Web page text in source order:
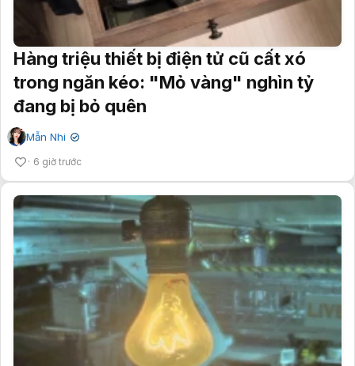
Hàng triệu thiết bị điện tử cũ cất xó
trong ngăn kéo: "Mỏ vàng" nghìn tỷ
đang bị bỏ quên
Mẫn Nhi ✔
6 giờ trước